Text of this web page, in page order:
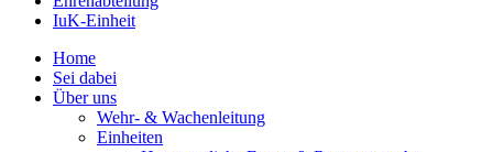
IuK-Einheit
Home
Sei dabei
Über uns
Wehr- & Wachenleitung
Einheiten